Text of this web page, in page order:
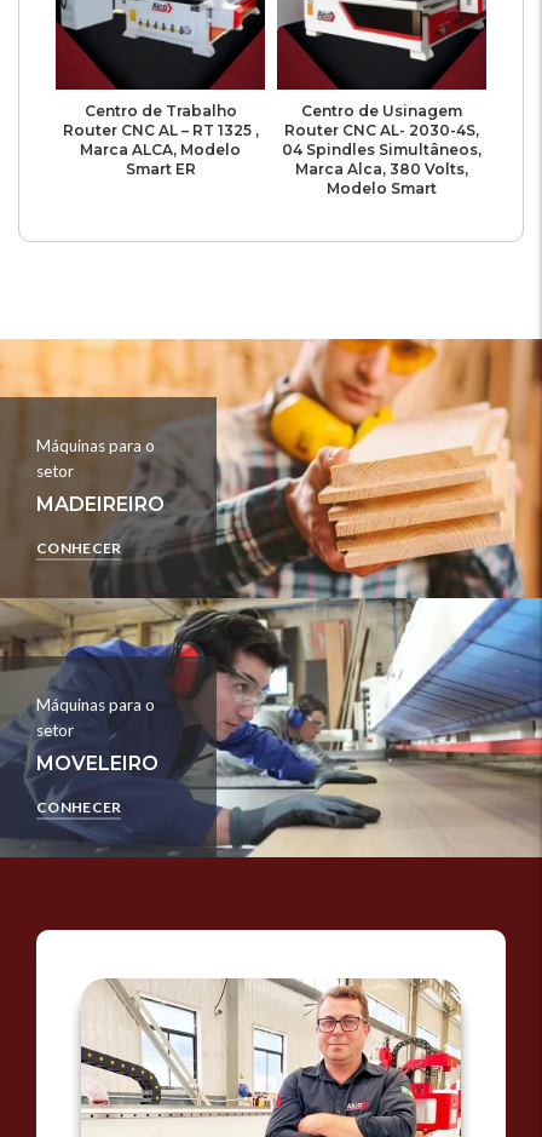
Centro de Trabalho
Router CNC AL – RT 1325 ,
Marca ALCA, Modelo
Smart ER
Centro de Usinagem
Router CNC AL- 2030-4S,
04 Spindles Simultâneos,
Marca Alca, 380 Volts,
Modelo Smart
Máquinas para o
setor
MADEIREIRO
CONHECER
Máquinas para o
setor
MOVELEIRO
CONHECER